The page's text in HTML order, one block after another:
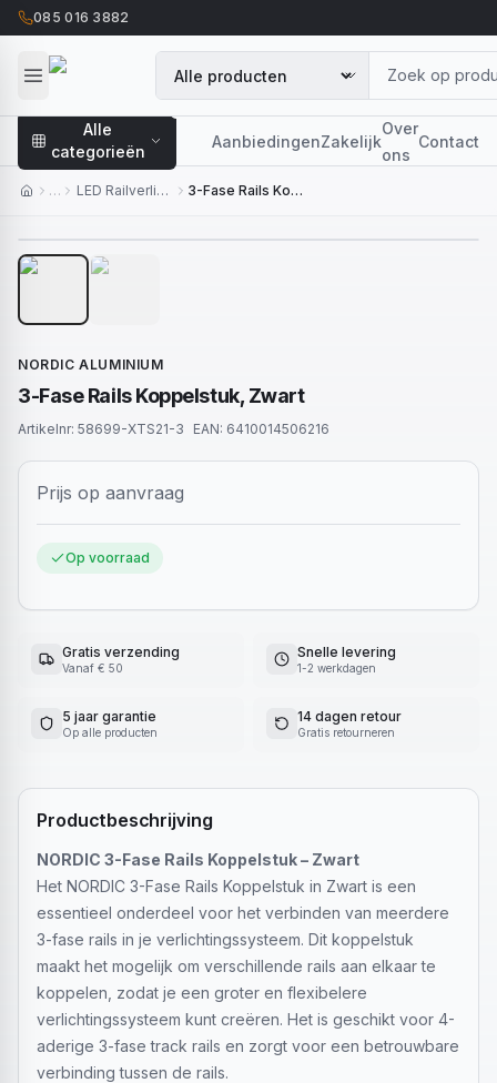
085 016 3882
Alle
categorieën
AanbiedingenZakelijk
Over
ons
Contact
… LED Railverlichting
3-Fase Rails Koppelstuk, Zwart
NORDIC ALUMINIUM
3-Fase Rails Koppelstuk, Zwart
Artikelnr: 58699-XTS21-3 EAN: 6410014506216
Prijs op aanvraag
Op voorraad
Gratis verzending
Vanaf € 50
Snelle levering
1-2 werkdagen
5 jaar garantie
Op alle producten
14 dagen retour
Gratis retourneren
Productbeschrijving
NORDIC 3-Fase Rails Koppelstuk – Zwart
Het NORDIC 3-Fase Rails Koppelstuk in Zwart is een
essentieel onderdeel voor het verbinden van meerdere
3-fase rails in je verlichtingssysteem. Dit koppelstuk
maakt het mogelijk om verschillende rails aan elkaar te
koppelen, zodat je een groter en flexibelere
verlichtingssysteem kunt creëren. Het is geschikt voor 4-
aderige 3-fase track rails en zorgt voor een betrouwbare
verbinding tussen de rails.